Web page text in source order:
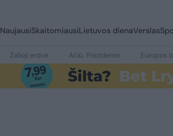
NaujausiSkaitomiausiLietuvos dienaVerslas
Žalioji erdvė Ačiū, Prezidente Europos